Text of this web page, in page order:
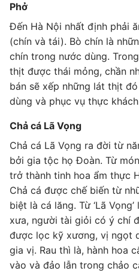
Phở
Đến Hà Nội nhất định phải
(chín và tái). Bò chín là
chín trong nước dùng.
thịt được thái mỏng, chần
bán sẽ xếp những lát thịt
dùng và phục vụ thực
Chả cá Lã Vọng
Chả cá Lã Vọng ra đời từ
bởi gia tộc họ Đoàn. Từ
trở thành tinh hoa ẩm thực
Chả cá được chế biến từ
biệt là cá lăng. Từ ‘Lã
xưa, người tài giỏi có ý chí
được lọc kỹ xương, vị ngọt
gia vị. Rau thì là, hành hoa
vào và đảo lẫn trong chảo